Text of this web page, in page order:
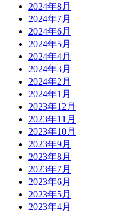
2024年8月
2024年7月
2024年6月
2024年5月
2024年4月
2024年3月
2024年2月
2024年1月
2023年12月
2023年11月
2023年10月
2023年9月
2023年8月
2023年7月
2023年6月
2023年5月
2023年4月